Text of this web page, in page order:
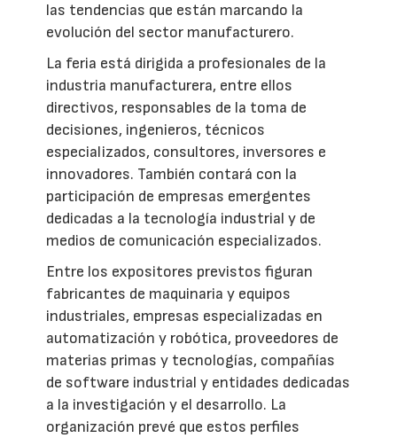
las tendencias que están marcando la
evolución del sector manufacturero.
La feria está dirigida a profesionales de la
industria manufacturera, entre ellos
directivos, responsables de la toma de
decisiones, ingenieros, técnicos
especializados, consultores, inversores e
innovadores. También contará con la
participación de empresas emergentes
dedicadas a la tecnología industrial y de
medios de comunicación especializados.
Entre los expositores previstos figuran
fabricantes de maquinaria y equipos
industriales, empresas especializadas en
automatización y robótica, proveedores de
materias primas y tecnologías, compañías
de software industrial y entidades dedicadas
a la investigación y el desarrollo. La
organización prevé que estos perfiles